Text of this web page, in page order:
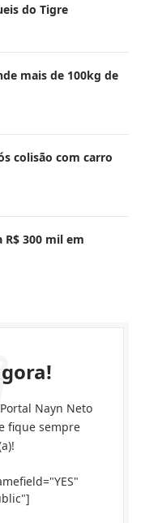
do Tigre
mais de 100kg de
colisão com carro
R$ 300 mil em
Nayn Neto
fique sempre